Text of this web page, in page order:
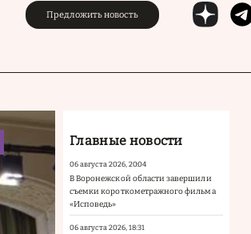
Предложить новость
Главные новости
06 августа 2026, 20:04
В Воронежской области завершили
съемки короткометражного фильма
«Исповедь»
06 августа 2026, 18:31